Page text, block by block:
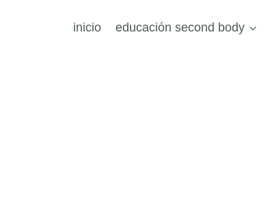
inicio educación second body